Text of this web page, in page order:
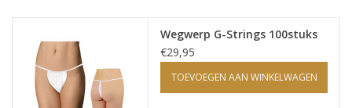
Salon kleding
Vraag hier om een vrijblijvend
adviesgesprek met ons!
Wegwerp G-Strings 100stuks
€29,95
TOEVOEGEN AAN WINKELWAGEN